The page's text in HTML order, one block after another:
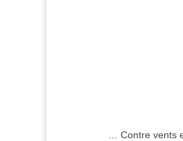
… Contre vents